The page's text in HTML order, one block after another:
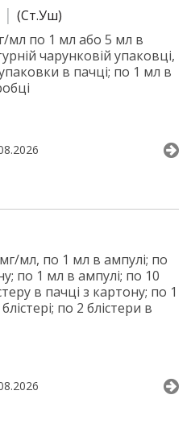
(Ст.Уш)
мл по 1 мл або 5 мл в
чарунковій упаковці,
в пачці; по 1 мл в
мл, по 1 мл в ампулі; по
по 1 мл в ампулі; по 10
в пачці з картону; по 1
по 2 блістери в